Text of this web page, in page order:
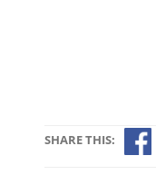
SHARE THIS: